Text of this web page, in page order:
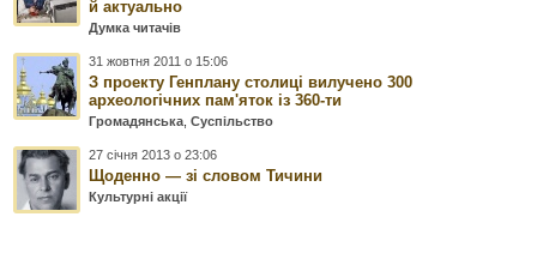
й актуально
Думка читачів
31 жовтня 2011 о 15:06
З проекту Генплану столиці вилучено 300
археологічних пам'яток із 360-ти
Громадянська ,Суспільство
27 січня 2013 о 23:06
Щоденно — зі словом Тичини
Культурні акції